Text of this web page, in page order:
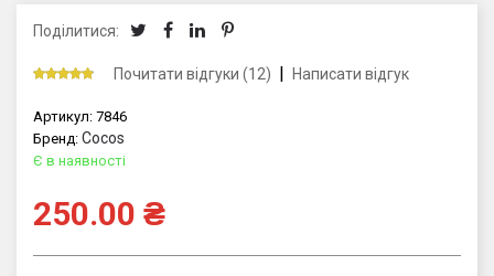
Поділитися:
Почитати відгуки (12) Написати відгук
Артикул: 7846
Бренд: Cocos
Є в наявності
250.00 ₴